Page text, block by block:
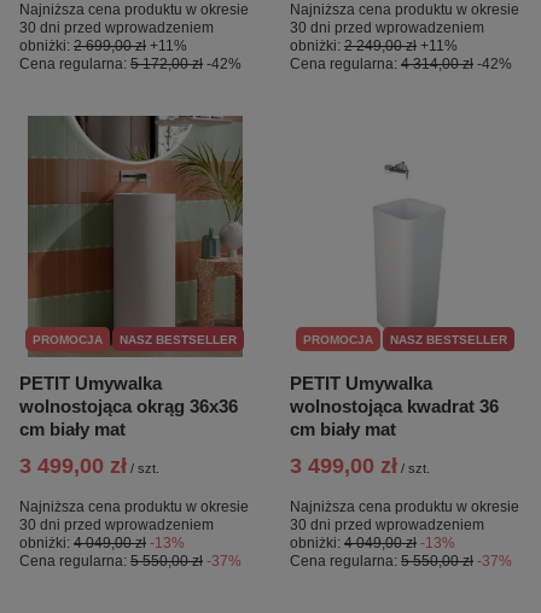
Najniższa cena produktu w okresie
30 dni przed wprowadzeniem
obniżki: 2 699,00 zł +11%
Cena regularna: 5 172,00 zł -42%
Najniższa cena produktu w okresie
30 dni przed wprowadzeniem
obniżki: 2 249,00 zł +11%
Cena regularna: 4 314,00 zł -42%
PROMOCJA NASZ BESTSELLER
PETIT Umywalka
wolnostojąca okrąg 36x36
cm biały mat
3 499,00 zł / szt.
Najniższa cena produktu w okresie
30 dni przed wprowadzeniem
obniżki: 4 049,00 zł -13%
Cena regularna: 5 550,00 zł -37%
PROMOCJA NASZ BESTSELLER
PETIT Umywalka
wolnostojąca kwadrat 36
cm biały mat
3 499,00 zł / szt.
Najniższa cena produktu w okresie
30 dni przed wprowadzeniem
obniżki: 4 049,00 zł -13%
Cena regularna: 5 550,00 zł -37%